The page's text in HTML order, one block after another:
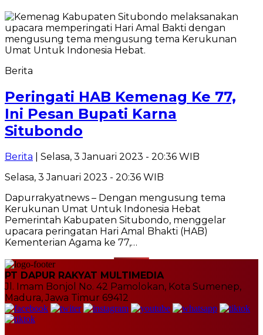
Berita
Peringati HAB Kemenag Ke 77,
Ini Pesan Bupati Karna
Situbondo
Berita | Selasa, 3 Januari 2023 - 20:36 WIB
Selasa, 3 Januari 2023 - 20:36 WIB
Dapurrakyatnews – Dengan mengusung tema
Kerukunan Umat Untuk Indonesia Hebat
Pemerintah Kabupaten Situbondo, menggelar
upacara peringatan Hari Amal Bhakti (HAB)
Kementerian Agama ke 77,…
PT DAPUR RAKYAT MULTIMEDIA
Jl. Imam Bonjol No. 42 Pamolokan, Kota Sumenep,
Madura, Jawa Timur 69412